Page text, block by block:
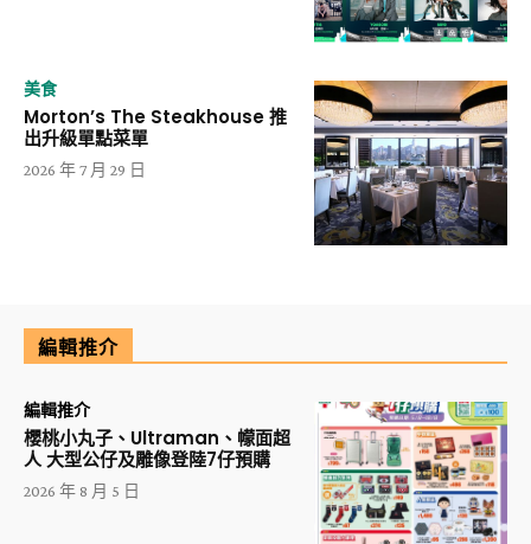
美食
Morton’s The Steakhouse 推
出升級單點菜單
2026 年 7 月 29 日
編輯推介
編輯推介
櫻桃小丸子、Ultraman、幪面超
人 大型公仔及雕像登陸7仔預購
2026 年 8 月 5 日